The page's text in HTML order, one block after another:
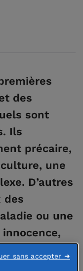
des
sont
Ils
précaire,
une
D’autres
des
ou une
sans accepter ➜